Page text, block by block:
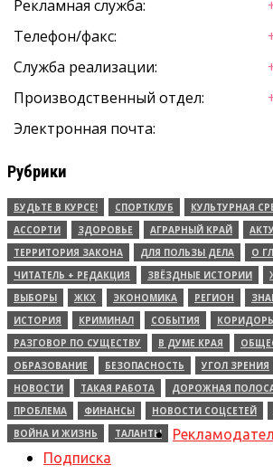
Рекламная служба:
Телефон/факс:
Служба реализации:
Производственный отдел:
Электронная почта:
Рубрики
БУДЬТЕ В КУРСЕ! СПОРТКЛУБ КУЛЬТУРНАЯ
АССОРТИ
ЗДОРОВЬЕ АГРАРНЫЙ КРАЙ
ТЕРРИТОРИЯ ЗАКОНА
ДЛЯ ПОЛЬЗЫ ДЕЛА
О
ЧИТАТЕЛЬ + РЕДАКЦИЯ
ЗВЁЗДНЫЕ ИСТОРИИ
ВЫБОРЫ
ЖКХ ЭКОНОМИКА РЕГИОН
ИСТОРИЯ
КРИМИНАЛ СОБЫТИЯ
РАЗГОВОР ПО СУЩЕСТВУ
В ДУМЕ КРАЯ
ОБРАЗОВАНИЕ
БЕЗОПАСНОСТЬ УГОЛ ЗРЕНИЯ
НОВОСТИ
ТАКАЯ РАБОТА ДОРОЖНАЯ
ПРОБЛЕМА
ФИНАНСЫ НОВОСТИ СОЦСЕТЕЙ
ВОЙНА И ЖИЗНЬ
ТАЛАНТЫ
Подписка